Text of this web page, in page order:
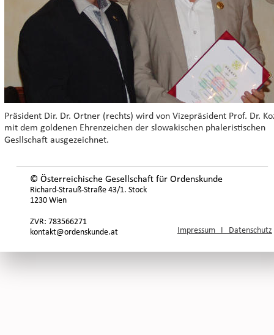
© Österreichische Gesellschaft für Ordenskunde
Richard-Strauß-Straße 43/1. Stock
1230 Wien
ZVR: 783566271
kontakt@ordenskunde.at
Impressum   I   Datenschutz
Präsident Dir. Dr. Ortner (rechts) wird von Vizepräsident Prof. Dr.
mit dem goldenen Ehrenzeichen der slowakischen phaleristischen
Gesllschaft ausgezeichnet.